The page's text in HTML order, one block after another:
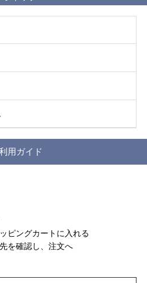
用ガイド
ピングカートに入れる
を確認し、注文へ